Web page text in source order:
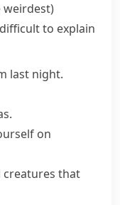
weirdest)
to explain
last night.
on
creatures that